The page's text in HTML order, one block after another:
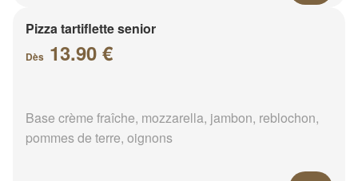
Pizza tartiflette senior
Dès 13.90 €
Base crème fraîche, mozzarella, jambon, reblochon,
pommes de terre, oignons